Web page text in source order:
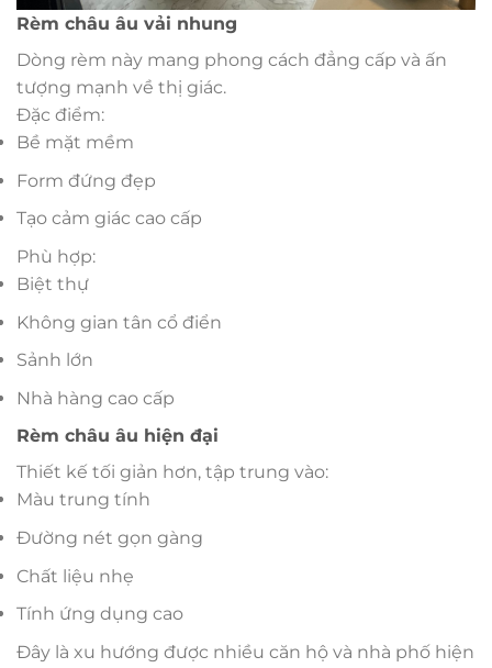
Rèm châu âu vải nhung
Dòng rèm này mang phong cách đẳng cấp và ấn
tượng mạnh về thị giác.
Đặc điểm:
Bề mặt mềm
Form đứng đẹp
Tạo cảm giác cao cấp
Phù hợp:
Biệt thự
Không gian tân cổ điển
Sảnh lớn
Nhà hàng cao cấp
Rèm châu âu hiện đại
Thiết kế tối giản hơn, tập trung vào:
Màu trung tính
Đường nét gọn gàng
Chất liệu nhẹ
Tính ứng dụng cao
Đây là xu hướng được nhiều căn hộ và nhà phố hiện